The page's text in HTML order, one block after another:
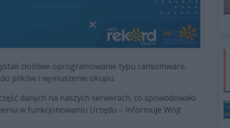
złośliwe oprogramowanie typu ransomware,
plików i wymuszenie okupu.
danych na naszych serwerach, co spowodowało
w funkcjonowaniu Urzędu – informuje Wójt